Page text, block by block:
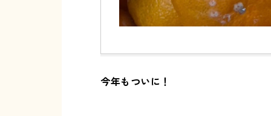
今年もついに！